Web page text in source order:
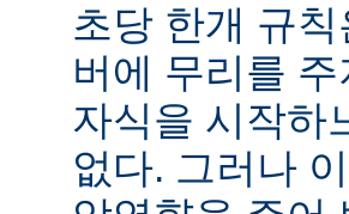
초당 한개 규
버에 무리를
자식을 시작하
없다. 그러나